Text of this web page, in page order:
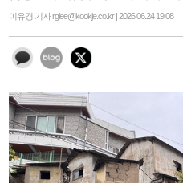
이유경 기자 rglee@kookje.co.kr | 2026.06.24 19:08